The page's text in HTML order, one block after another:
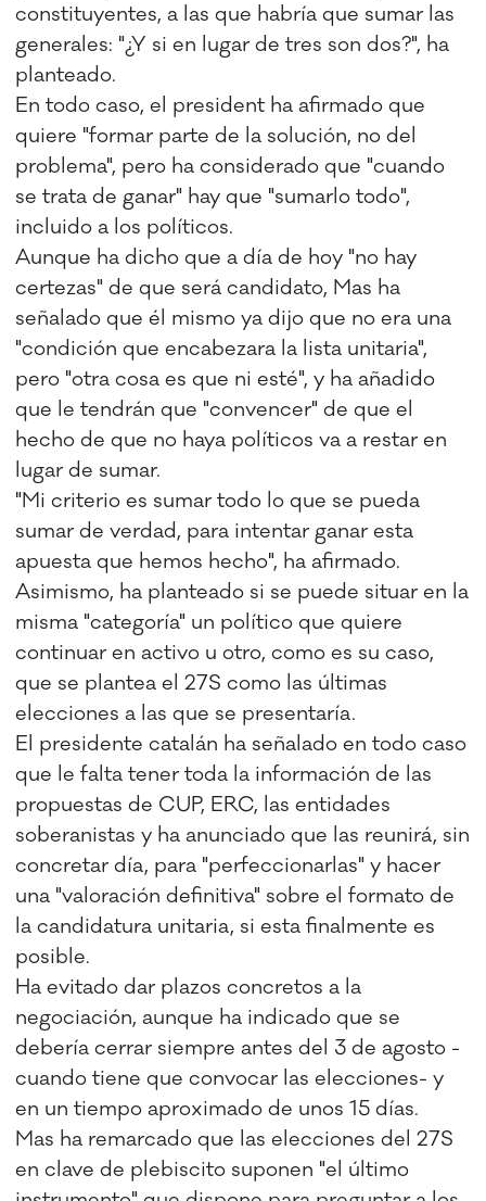
constituyentes, a las que habría que sumar las
generales: "¿Y si en lugar de tres son dos?", ha
planteado.
En todo caso, el president ha afirmado que
quiere "formar parte de la solución, no del
problema", pero ha considerado que "cuando
se trata de ganar" hay que "sumarlo todo",
incluido a los políticos.
Aunque ha dicho que a día de hoy "no hay
certezas" de que será candidato, Mas ha
señalado que él mismo ya dijo que no era una
"condición que encabezara la lista unitaria",
pero "otra cosa es que ni esté", y ha añadido
que le tendrán que "convencer" de que el
hecho de que no haya políticos va a restar en
lugar de sumar.
"Mi criterio es sumar todo lo que se pueda
sumar de verdad, para intentar ganar esta
apuesta que hemos hecho", ha afirmado.
Asimismo, ha planteado si se puede situar en la
misma "categoría" un político que quiere
continuar en activo u otro, como es su caso,
que se plantea el 27S como las últimas
elecciones a las que se presentaría.
El presidente catalán ha señalado en todo caso
que le falta tener toda la información de las
propuestas de CUP, ERC, las entidades
soberanistas y ha anunciado que las reunirá, sin
concretar día, para "perfeccionarlas" y hacer
una "valoración definitiva" sobre el formato de
la candidatura unitaria, si esta finalmente es
posible.
Ha evitado dar plazos concretos a la
negociación, aunque ha indicado que se
debería cerrar siempre antes del 3 de agosto -
cuando tiene que convocar las elecciones- y
en un tiempo aproximado de unos 15 días.
Mas ha remarcado que las elecciones del 27S
en clave de plebiscito suponen "el último